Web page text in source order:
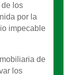
los
por la
impecable
de
los